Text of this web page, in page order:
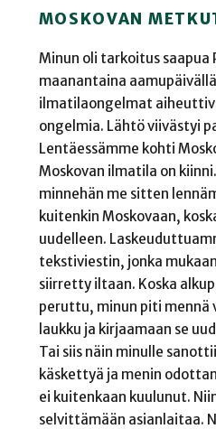
MOSKOVAN
Minun oli tarkoitus saapua
maanantaina
ilmatilaongelmat
ongelmia. Lähtö viivästyi
Lentäessämme kohti
Moskovan ilmatila on
minnehän me sitten
kuitenkin Moskovaan,
uudelleen.
tekstiviestin, jonka
siirretty iltaan. Koska
peruttu, minun piti mennä
laukku ja kirjaamaan se
Tai siis näin minulle
käskettyä ja menin
ei kuitenkaan kuulunut.
selvittämään asianlaitaa.